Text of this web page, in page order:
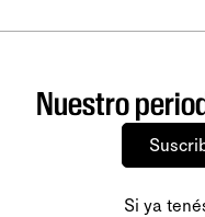
Nuestro
Si ya